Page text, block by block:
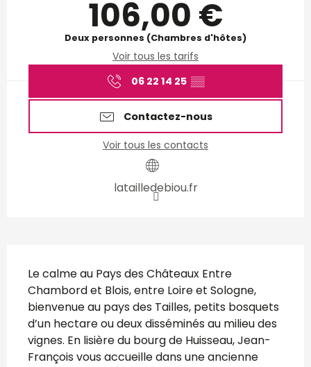
106,00 €
Deux personnes (Chambres d'hôtes)
Voir tous les tarifs
06 22 14 25 ▒▒
Contactez-nous
Voir tous les contacts
latailledebiou.fr
Description
Le calme au Pays des Châteaux Entre
Chambord et Blois, entre Loire et Sologne,
bienvenue au pays des Tailles, petits bosquets
d’un hectare ou deux disséminés au milieu des
vignes. En lisière du bourg de Huisseau, Jean-
François vous accueille dans une ancienne